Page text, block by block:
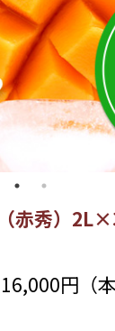
赤秀）
16,000円（